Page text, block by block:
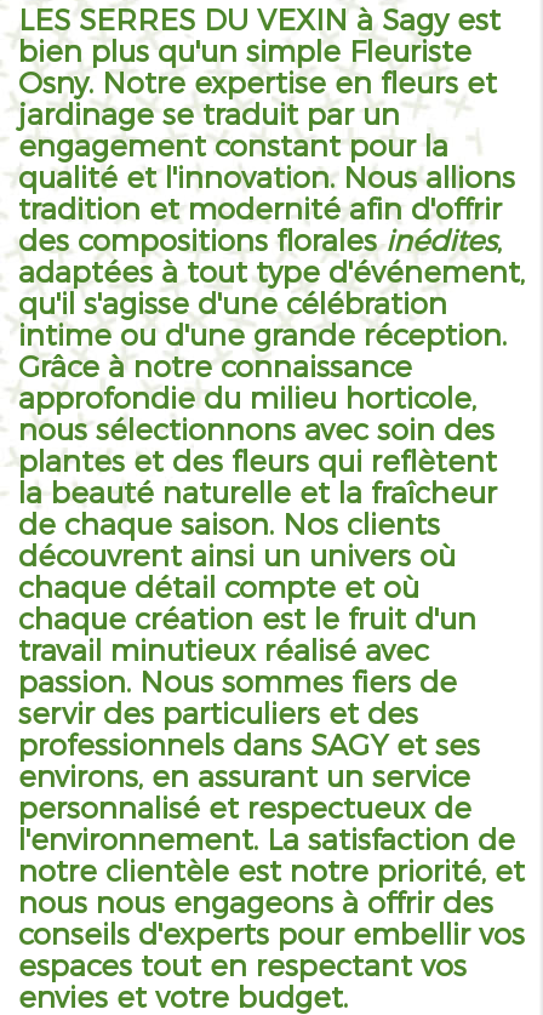
LES SERRES DU VEXIN à Sagy est
bien plus qu'un simple Fleuriste
Osny. Notre expertise en fleurs et
jardinage se traduit par un
engagement constant pour la
qualité et l'innovation. Nous allions
tradition et modernité afin d'offrir
des compositions floralesinédites,
adaptées à tout type d'événement,
qu'il s'agisse d'une célébration
intime ou d'une grande réception.
Grâce à notre connaissance
approfondie du milieu horticole,
nous sélectionnons avec soin des
plantes et des fleurs qui reflètent
la beauté naturelle et la fraîcheur
de chaque saison. Nos clients
découvrent ainsi un univers où
chaque détail compte et où
chaque création est le fruit d'un
travail minutieux réalisé avec
passion. Nous sommes fiers de
servir des particuliers et des
professionnels dans SAGY et ses
environs, en assurant un service
personnalisé et respectueux de
l'environnement. La satisfaction de
notre clientèle est notre priorité, et
nous nous engageons à offrir des
conseils d'experts pour embellir vos
espaces tout en respectant vos
envies et votre budget.